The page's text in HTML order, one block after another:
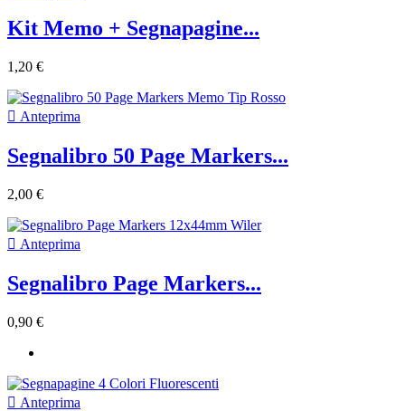
Kit Memo + Segnapagine...
1,20 €
 Anteprima
Segnalibro 50 Page Markers...
2,00 €
 Anteprima
Segnalibro Page Markers...
0,90 €
 Anteprima